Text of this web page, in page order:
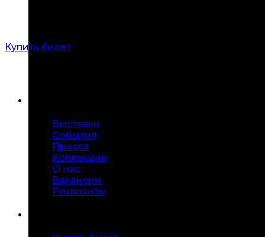
Купить билет
Выставки
События
Пресса
Коллекции
О нас
Вакансии
Реквизиты